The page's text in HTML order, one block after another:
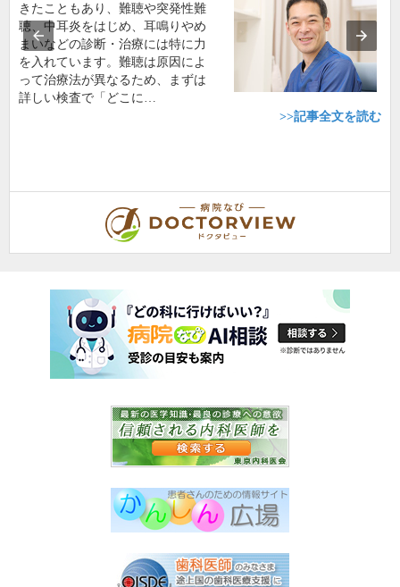
きたこともあり、難聴や突発性難
聴、中耳炎をはじめ、耳鳴りやめ
まいなどの診断・治療には特に力
を入れています。難聴は原因によ
って治療法が異なるため、まずは
詳しい検査で「どこに…
>>記事全文を読む